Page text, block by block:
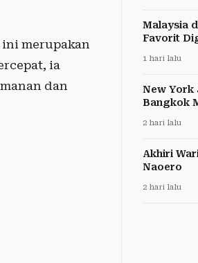
merupakan
ia
dan
Malaysia
Favorit
1 hari lalu
New York
Bangkok
2 hari lalu
Akhiri
Naoero
2 hari lalu